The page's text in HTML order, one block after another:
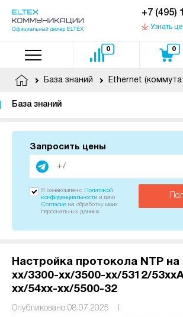
+7 (495)
Узнать
0 0
База знаний Ethernet
База знаний
Запросить цены
Я ознакомлен с
Политикой
конфиденциальности и даю
Согласие на обработку моих
персональных данных
Настройка протокола NTP на
xx/3300-xx/3500-xx/5312/
xx/54xx-xx/5500-32
Опубликовано 08.07.2025